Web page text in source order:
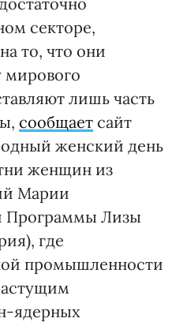
секторе,
то, что они
мирового
лишь часть
сообщает сайт
женский день
женщин из
Марии
Программы Лизы
где
промышленности
ядерных